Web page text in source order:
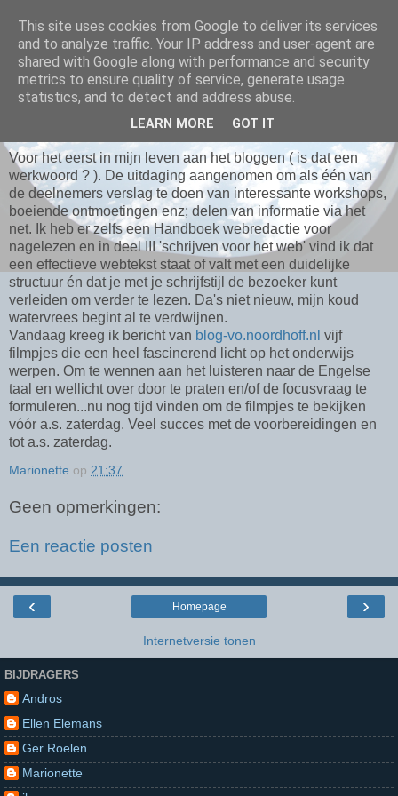
WOENSDAG 6 OKTOBER 2010
koud watervrees
Voor het eerst in mijn leven aan het bloggen ( is dat een
werkwoord ? ). De uitdaging aangenomen om als één van
de deelnemers verslag te doen van interessante workshops,
boeiende ontmoetingen enz; delen van informatie via het
net. Ik heb er zelfs een Handboek webredactie voor
nagelezen en in deel III 'schrijven voor het web' vind ik dat
een effectieve webtekst staat of valt met een duidelijke
structuur én dat je met je schrijfstijl de bezoeker kunt
verleiden om verder te lezen. Da's niet nieuw, mijn koud
watervrees begint al te verdwijnen.
Vandaag kreeg ik bericht van blog-vo.noordhoff.nl vijf
filmpjes die een heel fascinerend licht op het onderwijs
werpen. Om te wennen aan het luisteren naar de Engelse
taal en wellicht over door te praten en/of de focusvraag te
formuleren...nu nog tijd vinden om de filmpjes te bekijken
vóór a.s. zaterdag. Veel succes met de voorbereidingen en
tot a.s. zaterdag.
Marionette op 21:37
Geen opmerkingen:
Een reactie posten
‹ ›
Homepage
Internetversie tonen
BIJDRAGERS
Andros
Ellen Elemans
Ger Roelen
Marionette
This site uses cookies from Google to deliver its services
and to analyze traffic. Your IP address and user-agent are
shared with Google along with performance and security
metrics to ensure quality of service, generate usage
statistics, and to detect and address abuse.
LEARN MORE GOT IT